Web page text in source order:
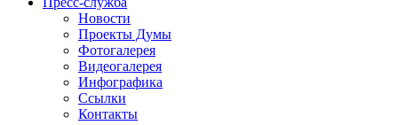
Новости
Проекты Думы
Фотогалерея
Видеогалерея
Инфографика
Ссылки
Контакты